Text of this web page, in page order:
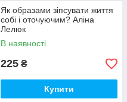
Як образами зіпсувати життя
собі і оточуючим? Аліна
Лелюк
В наявності
225 ₴
Купити